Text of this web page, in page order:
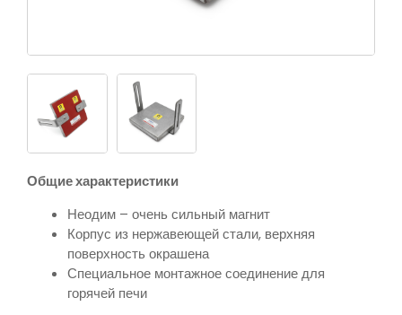
Общие характеристики
Неодим – очень сильный магнит
Корпус из нержавеющей стали, верхняя
поверхность окрашена
Специальное монтажное соединение для
горячей печи